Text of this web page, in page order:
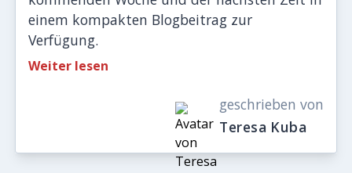
einem kompakten Blogbeitrag zur
Verfügung.
Weiter lesen
geschrieben von
Teresa Kuba